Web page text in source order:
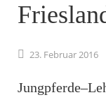
23. Februar2016